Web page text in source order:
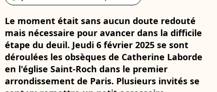
Le moment était sans aucun doute redouté
mais nécessaire pour avancer dans la difficile
étape du deuil. Jeudi 6 février 2025 se sont
déroulées les obsèques de Catherine Laborde
en l'église Saint-Roch dans le premier
arrondissement de Paris. Plusieurs invités se